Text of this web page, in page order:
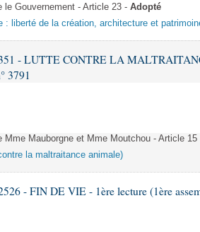
le Gouvernement - Article 23 - Adopté
: liberté de la création, architecture et
- LUTTE CONTRE LA
3791
Mme Mauborgne et Mme Moutchou - Article
la maltraitance animale)
- FIN DE VIE - 1ère lecture (1ère